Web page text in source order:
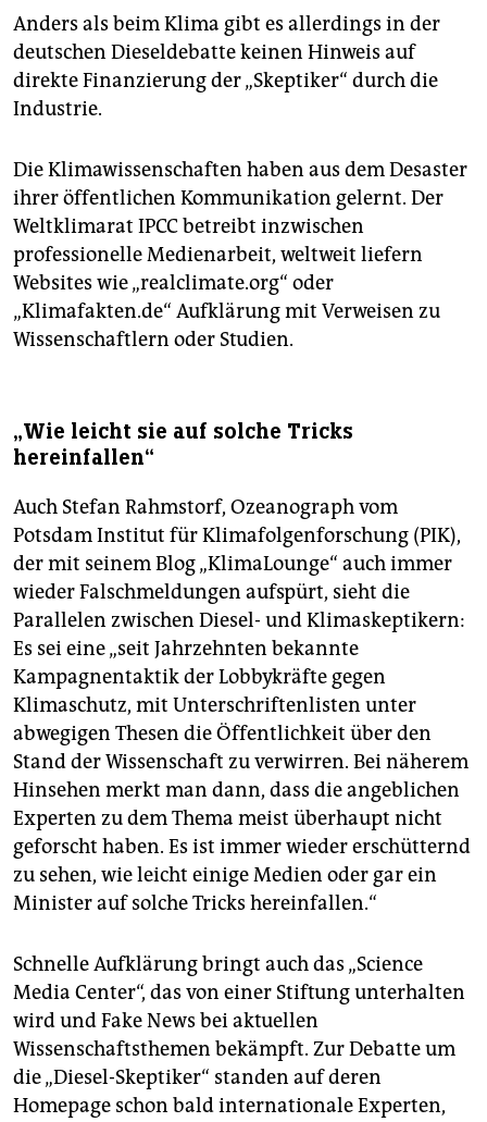
Anders als beim Klima gibt es allerdings in der
deutschen Dieseldebatte keinen Hinweis auf
direkte Finanzierung der „Skeptiker“ durch die
Industrie.
Die Klimawissenschaften haben aus dem Desaster
ihrer öffentlichen Kommunikation gelernt. Der
Weltklimarat IPCC betreibt inzwischen
professionelle Medienarbeit, weltweit liefern
Websites wie „realclimate.org“ oder
„Klimafakten.de“ Aufklärung mit Verweisen zu
Wissenschaftlern oder Studien.
„Wie leicht sie auf solche Tricks
hereinfallen“
Auch Stefan Rahmstorf, Ozeanograph vom
Potsdam Institut für Klimafolgenforschung (PIK),
der mit seinem Blog „KlimaLounge“ auch immer
wieder Falschmeldungen aufspürt, sieht die
Parallelen zwischen Diesel- und Klimaskeptikern:
Es sei eine „seit Jahrzehnten bekannte
Kampagnentaktik der Lobbykräfte gegen
Klimaschutz, mit Unterschriftenlisten unter
abwegigen Thesen die Öffentlichkeit über den
Stand der Wissenschaft zu verwirren. Bei näherem
Hinsehen merkt man dann, dass die angeblichen
Experten zu dem Thema meist überhaupt nicht
geforscht haben. Es ist immer wieder erschütternd
zu sehen, wie leicht einige Medien oder gar ein
Minister auf solche Tricks hereinfallen.“
Schnelle Aufklärung bringt auch das „Science
Media Center“, das von einer Stiftung unterhalten
wird und Fake News bei aktuellen
Wissenschaftsthemen bekämpft. Zur Debatte um
die „Diesel-Skeptiker“ standen auf deren
Homepage schon bald internationale Experten,